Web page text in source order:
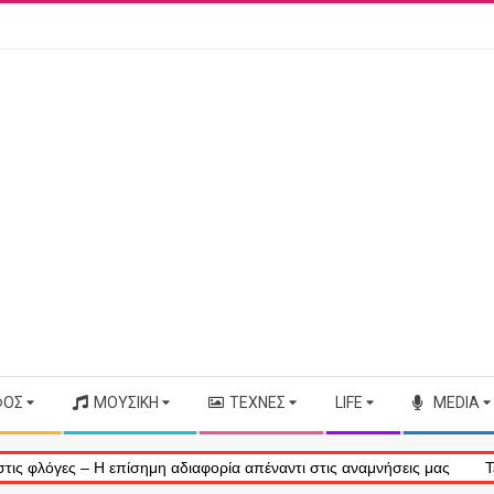
ΜΟΥΣΙΚΉ ΤΈΧΝΕΣ LIFE MEDIA
αδιαφορία απέναντι στις αναμνήσεις μας Τέλος εποχής: Η